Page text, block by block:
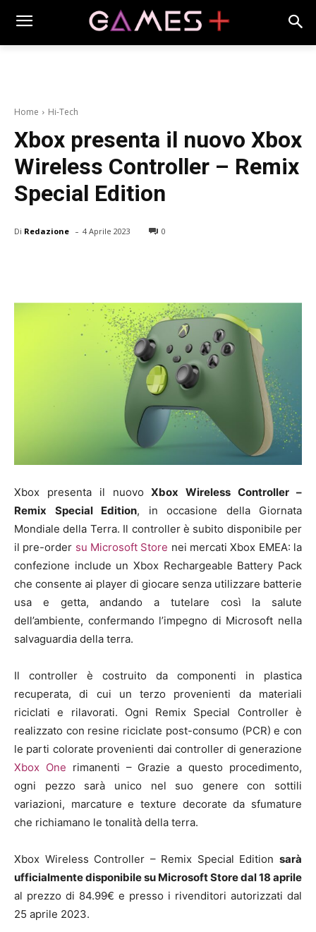
Home Hi-Tech
Xbox presenta il nuovo Xbox
Wireless Controller – Remix
Special Edition
Di Redazione - 4 Aprile 2023 0
Xbox presenta il nuovoXbox Wireless Controller –
Remix Special Edition, in occasione della Giornata
Mondiale della Terra. Il controller è subito disponibile per
il pre-order su Microsoft Store nei mercati Xbox EMEA: la
confezione include un Xbox Rechargeable Battery Pack
che consente ai player di giocare senza utilizzare batterie
usa e getta, andando a tutelare così la salute
dell’ambiente, confermando l’impegno di Microsoft nella
salvaguardia della terra.
Il controller è costruito da componenti in plastica
recuperata, di cui un terzo provenienti da materiali
riciclati e rilavorati. Ogni Remix Special Controller è
realizzato con resine riciclate post-consumo (PCR) e con
le parti colorate provenienti dai controller di generazione
Xbox One rimanenti – Grazie a questo procedimento,
ogni pezzo sarà unico nel suo genere con sottili
variazioni, marcature e texture decorate da sfumature
che richiamano le tonalità della terra.
Xbox Wireless Controller – Remix Special Edition sarà
ufficialmente disponibile su Microsoft Store dal 18 aprile
al prezzo di 84.99€ e presso i rivenditori autorizzati dal
25 aprile 2023.